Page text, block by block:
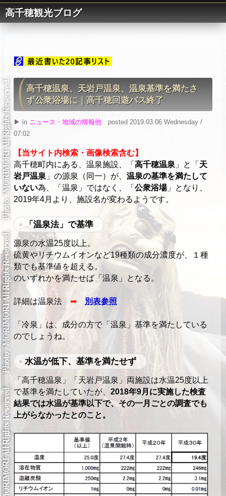
高千穂観光ブログ
高千穂温泉、天岩戸温泉、温泉基準を満たさ
ず公衆浴場に｜高千穂回遊バス終了
▶ in ニュース・地域の情報他 posted 2019.03.06 Wednesday /
07:02
【当サイト内検索・画像検索含む】
高千穂町内にある、温泉施設、「高千穂温泉 」と「 天
岩戸温泉 」の源泉（同一）が、温泉の基準を満たして
いない為、「温泉」ではなく、「公衆浴場」となり、
2019年4月より、施設名が変わるようです。
「温泉法」で基準
源泉の水温25度以上。
硫黄やリチウムイオンなど19種類の成分濃度が、１種
類でも基準値を超える。
のいずれかを満たせば「温泉」となる。
詳細は温泉法➡ 別表参照
「冷泉」は、成分の方で「温泉」基準を満たしている
のでしょうね。
水温が低下、基準を満たせず
「高千穂温泉」「天岩戸温泉」両施設は水温25度以上
で基準を満たしていたが、2018年9月に実施した検査
結果では水温が基準以下で、その一月ごとの調査でも
上がらなかったとのこと。